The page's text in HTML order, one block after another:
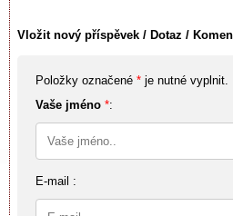
Vložit nový příspěvek / Dotaz /
Položky označené * je nutné vyplnit.
Vaše jméno *:
E-mail :